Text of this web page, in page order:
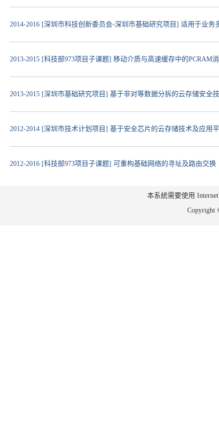
2014-2016 [深圳市科技创新委员会-深圳市基础研究项目] 适用于业
2013-2015 [科技部973项目子课题] 移动介质与高速缓存中的PCRAM
2013-2015 [深圳市基础研究项目] 基于非对等数据分拆的云存储安全
2012-2014 [深圳市技术计划项目] 基于安全芯片的云存储技术及应用
2012-2016 [科技部973项目子课题] 可重构基础网络的寻址及路由交换
本系統需要使用
Copyright